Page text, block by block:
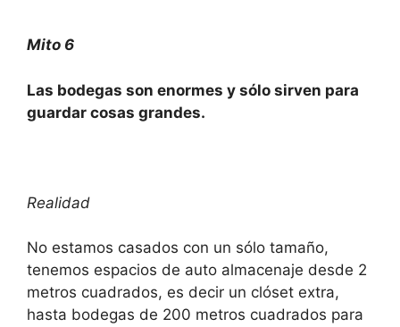
Mito 6
Las bodegas son enormes y sólo sirven para
guardar cosas grandes.
Realidad
No estamos casados con un sólo tamaño,
tenemos espacios de auto almacenaje desde 2
metros cuadrados, es decir un clóset extra,
hasta bodegas de 200 metros cuadrados para